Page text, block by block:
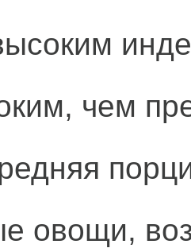
чем
овощи,